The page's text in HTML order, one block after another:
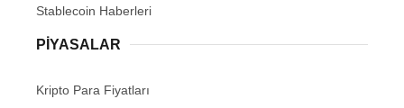
Stablecoin Haberleri
PIYASALAR
Kripto Para Fiyatları